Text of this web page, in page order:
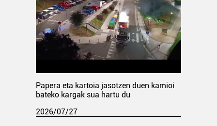
Papera eta kartoia jasotzen duen kamioi
bateko kargak sua hartu du
2026/07/27